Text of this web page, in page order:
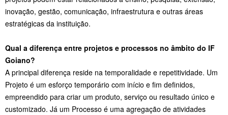
inovação, gestão, comunicação, infraestrutura e outras áreas
estratégicas da instituição.
Qual a diferença entre projetos e processos no âmbito do IF
Goiano?
A principal diferença reside na temporalidade e repetitividade. Um
Projeto é um esforço temporário com início e fim definidos,
empreendido para criar um produto, serviço ou resultado único e
customizado. Já um Processo é uma agregação de atividades